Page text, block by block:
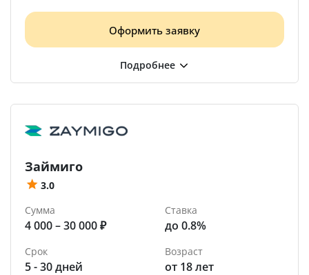
Оформить заявку
Займиго
3.0
Сумма
4 000 – 30 000 ₽
Ставка
до 0.8%
Срок
5 - 30 дней
Возраст
от 18 лет